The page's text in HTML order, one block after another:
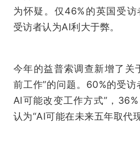
为怀疑。仅46%的英国受
受访者认为AI利大于弊。
今年的益普索调查新增了关
前工作”的问题。60%的受访
AI可能改变工作方式”，36%
认为“AI可能在未来五年取代